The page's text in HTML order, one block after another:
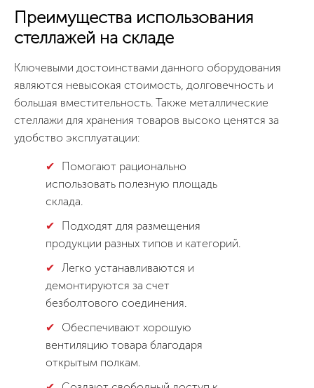
Преимущества использования
стеллажей на складе
Ключевыми достоинствами данного оборудования
являются невысокая стоимость, долговечность и
большая вместительность. Также металлические
стеллажи для хранения товаров высоко ценятся за
удобство эксплуатации:
Помогают рационально
использовать полезную площадь
склада.
Подходят для размещения
продукции разных типов и категорий.
Легко устанавливаются и
демонтируются за счет
безболтового соединения.
Обеспечивают хорошую
вентиляцию товара благодаря
открытым полкам.